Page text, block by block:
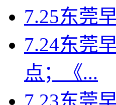
7.25东莞
7.24东莞
点；《...